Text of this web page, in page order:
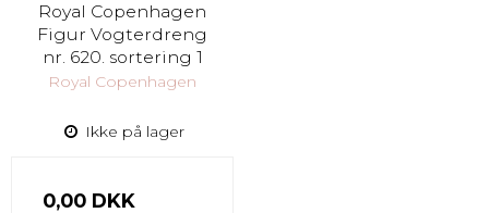
Royal Copenhagen
Figur Vogterdreng
nr. 620. sortering 1
Royal Copenhagen
Ikke på lager
0,00 DKK